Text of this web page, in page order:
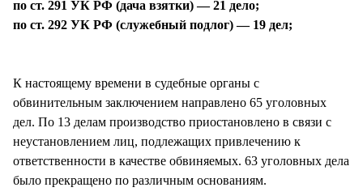
по ст. 291 УК РФ (дача взятки) — 21 дело;
по ст. 292 УК РФ (служебный подлог) — 19 дел;
К настоящему времени в судебные органы с
обвинительным заключением направлено 65 уголовных
дел. По 13 делам производство приостановлено в связи с
неустановлением лиц, подлежащих привлечению к
ответственности в качестве обвиняемых. 63 уголовных дела
было прекращено по различным основаниям.